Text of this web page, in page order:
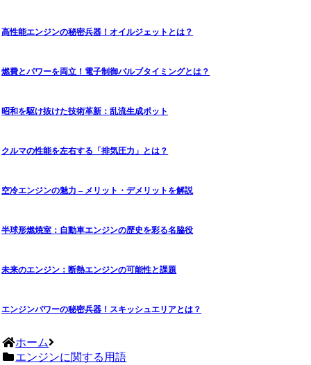
高性能エンジンの秘密兵器！オイルジェットとは？
燃費とパワーを両立！電子制御バルブタイミングとは？
昭和を駆け抜けた技術革新：乱流生成ポット
クルマの性能を左右する「排気圧力」とは？
空冷エンジンの魅力 – メリット・デメリットを解説
半球形燃焼室：自動車エンジンの歴史を彩る名脇役
未来のエンジン：断熱エンジンの可能性と課題
エンジンパワーの秘密兵器！スキッシュエリアとは？
ホーム
エンジンに関する用語